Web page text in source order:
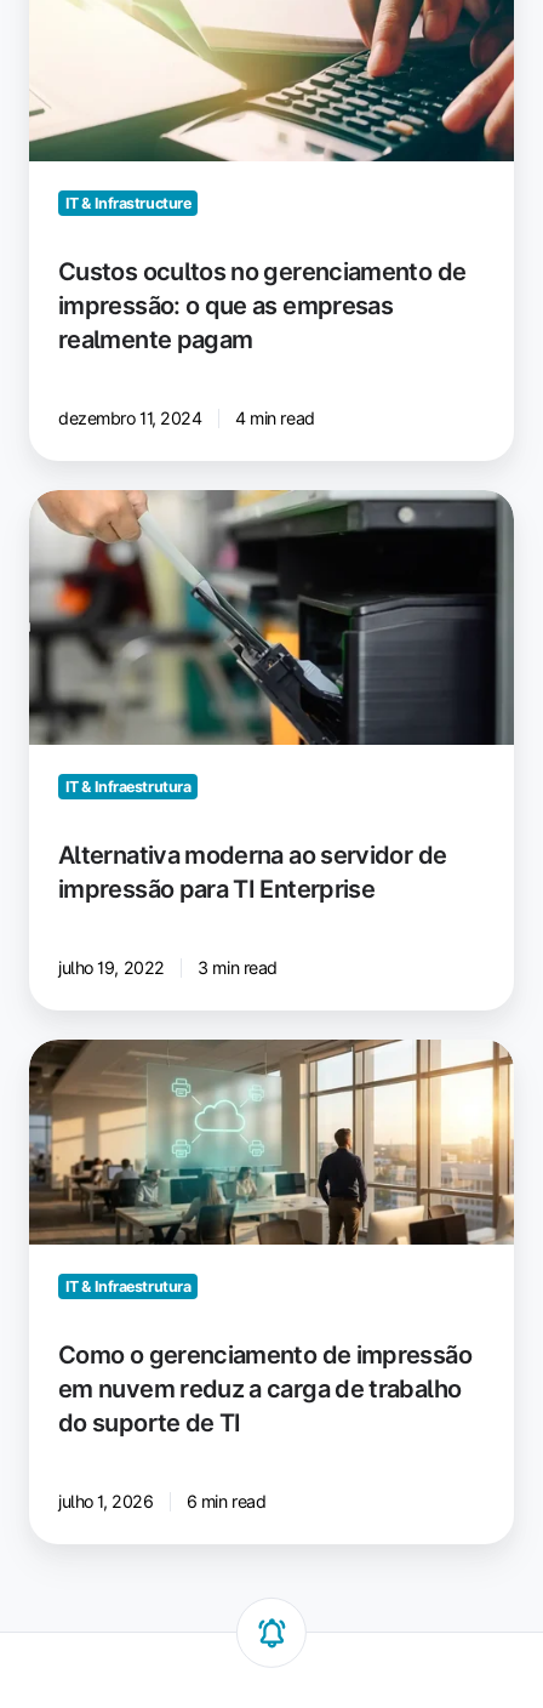
que
as
empresas
realmente
pagam
IT & Infrastructure
Custos ocultos no gerenciamento de
impressão: o que as empresas
realmente pagam
dezembro 11, 2024 4 min read
Alternativa
moderna
ao
servidor
de
impressão
TI
Enterprise
IT & Infraestrutura
Alternativa moderna ao servidor de
impressão para TI Enterprise
julho 19, 2022 3 min read
Como
o
gerenciamento
de
impressão
em
nuvem
suporte
IT & Infraestrutura
Como o gerenciamento de impressão
em nuvem reduz a carga de trabalho
do suporte de TI
julho 1, 2026 6 min read